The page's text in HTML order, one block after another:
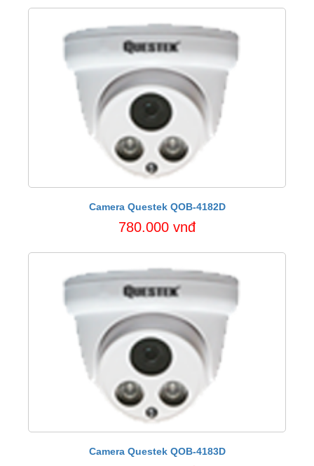
Camera Questek QOB-4182D
780.000 vnđ
Camera Questek QOB-4183D